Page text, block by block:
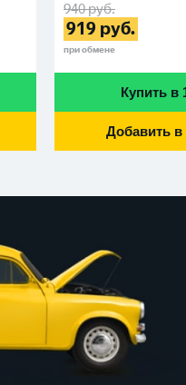
940руб.
919 руб.
при обмене
Купить в
Добавить в